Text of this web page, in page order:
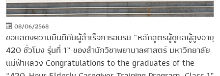
08/06/2568
ขอแสดงความยินดีกับผู้สำเร็จการอบรม “หลักสูตรผู้ดูแลผู้สูงอายุ
420 ชั่วโมง รุ่นที่ 1” ของสำนักวิชาพยาบาลศาสตร์ มหาวิทยาลัย
แม่ฟ้าหลวง Congratulations to the graduates of the